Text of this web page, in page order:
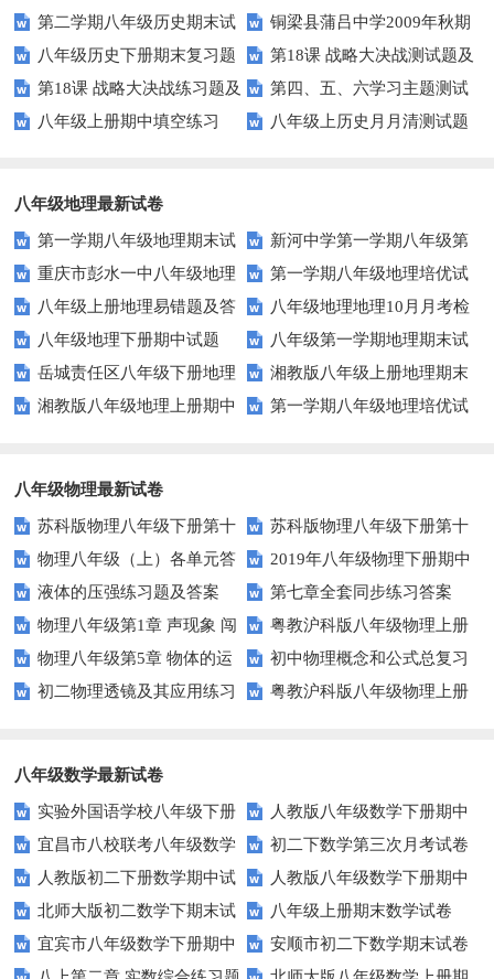
元检测题及答案
同步练习3（北师大版八上）
第二学期八年级历史期末试
题
铜梁县蒲吕中学2009年秋期
半期考试八年级历史试题
八年级历史下册期末复习题
及答案
第18课 战略大决战测试题及
答案
第18课 战略大决战练习题及
答案
第四、五、六学习主题测试
题（川教版八上）
八年级上册期中填空练习
八年级上历史月月清测试题
八年级地理最新试卷
第一学期八年级地理期末试
卷
新河中学第一学期八年级第
三次月考地理试卷
重庆市彭水一中八年级地理
第三次月考试卷及答案
第一学期八年级地理培优试
卷(四)河流
八年级上册地理易错题及答
案
八年级地理地理10月月考检
测题
八年级地理下册期中试题
八年级第一学期地理期末试
题及答案
岳城责任区八年级下册地理
期中试题及答案
湘教版八年级上册地理期末
考试试卷
湘教版八年级地理上册期中
第一学期八年级地理培优试
八年级物理最新试卷
苏科版物理八年级下册第十
单元 压强与浮力 综合测试卷(B)
含答案
苏科版物理八年级下册第十
单元 压强与浮力 综合测试卷(A)
含答案
物理八年级（上）各单元答
案
2019年八年级物理下册期中
考试试卷及答案
液体的压强练习题及答案
第七章全套同步练习答案
物理八年级第1章 声现象 闯
关测试A
粤教沪科版八年级物理上册
期末测试题及答案（B卷）
物理八年级第5章 物体的运
动 闯关测试A
初中物理概念和公式总复习
初二物理透镜及其应用练习
粤教沪科版八年级物理上册
八年级数学最新试卷
实验外国语学校八年级下册
数学试题
人教版八年级数学下册期中
复习题附答案
宜昌市八校联考八年级数学
试卷及答案
初二下数学第三次月考试卷
人教版初二下册数学期中试
题
人教版八年级数学下册期中
试卷
北师大版初二数学下期末试
卷及答案
八年级上册期末数学试卷
宜宾市八年级数学下册期中
安顺市初二下数学期末试卷